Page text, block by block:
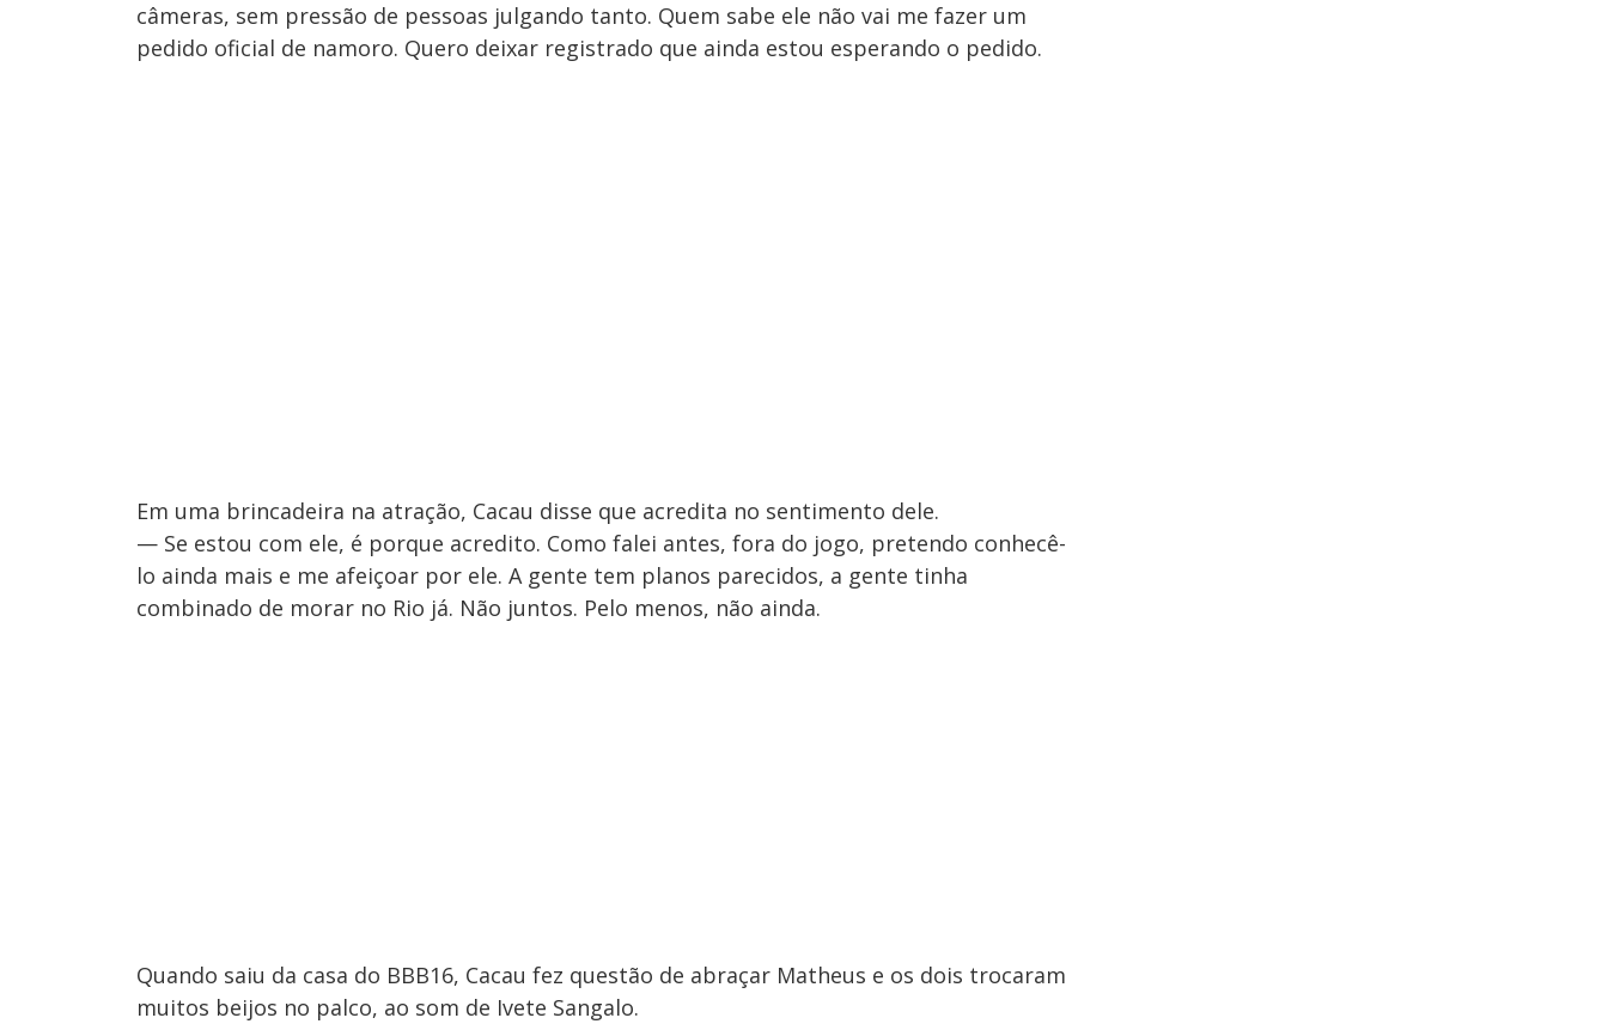
câmeras, sem pressão de pessoas julgando tanto. Quem sabe ele não vai me fazer um
pedido oficial de namoro. Quero deixar registrado que ainda estou esperando o pedido.
Em uma brincadeira na atração, Cacau disse que acredita no sentimento dele.
— Se estou com ele, é porque acredito. Como falei antes, fora do jogo, pretendo conhecê-
lo ainda mais e me afeiçoar por ele. A gente tem planos parecidos, a gente tinha
combinado de morar no Rio já. Não juntos. Pelo menos, não ainda.
Quando saiu da casa do BBB16, Cacau fez questão de abraçar Matheus e os dois trocaram
muitos beijos no palco, ao som de Ivete Sangalo.